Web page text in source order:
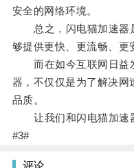
安全的网络环境。
总之，闪电猫加速器
够提供更快、更流畅、更
而在如今互联网日益
器，不仅仅是为了解决网
品质。
让我们和闪电猫加速器
#3#